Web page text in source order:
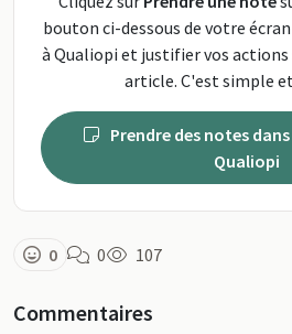
bouton ci-dessous de votre
à Qualiopi et justifier vos
article. C'est simple
Qualiopi
0 0 107
Commentaires